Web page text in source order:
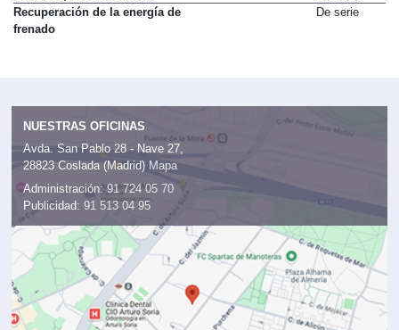
Filtro de partículas diésel
De serie
Recuperación de la energía de
NUESTRAS OFICINAS
Avda. San Pablo 28 - Nave 27,
28823 Coslada (Madrid)
Mapa
Administración:91 724 05 70
Publicidad: